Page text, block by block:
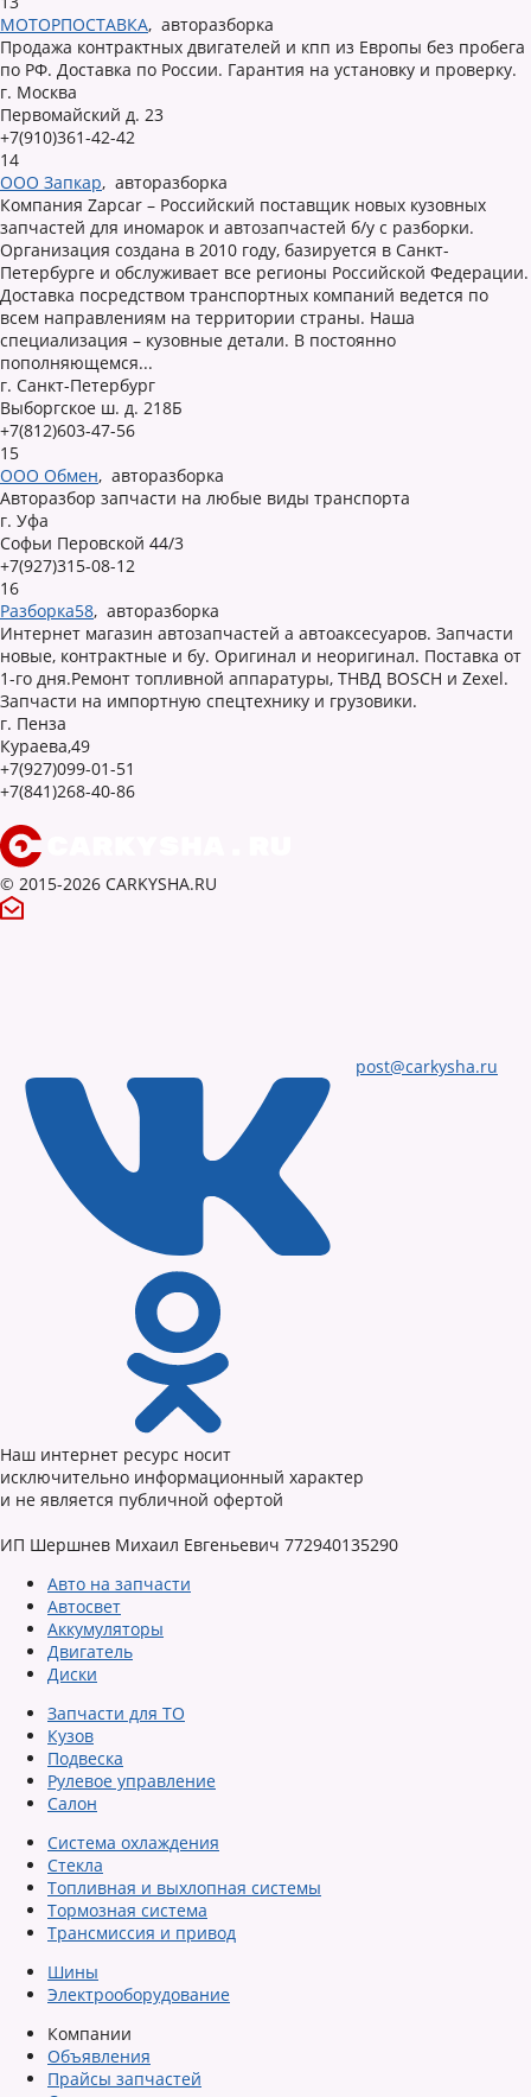
МОТОРПОСТАВКА, авторазборка
Продажа контрактных двигателей и кпп из Европы без пробега
по РФ. Доставка по России. Гарантия на установку и проверку.
г. Москва
Первомайский д. 23
+7(910)361-42-42
14
ООО Запкар, авторазборка
Компания Zapcar – Российский поставщик новых кузовных
запчастей для иномарок и автозапчастей б/у с разборки.
Организация создана в 2010 году, базируется в Санкт-
Петербурге и обслуживает все регионы Российской Федерации.
Доставка посредством транспортных компаний ведется по
всем направлениям на территории страны. Наша
специализация – кузовные детали. В постоянно
пополняющемся...
г. Санкт-Петербург
Выборгское ш. д. 218Б
+7(812)603-47-56
15
ООО Обмен, авторазборка
Авторазбор запчасти на любые виды транспорта
г. Уфа
Софьи Перовской 44/3
+7(927)315-08-12
16
Разборка58, авторазборка
Интернет магазин автозапчастей а автоаксесуаров. Запчасти
новые, контрактные и бу. Оригинал и неоригинал. Поставка от
1-го дня.Ремонт топливной аппаратуры, ТНВД BOSCH и Zexel.
Запчасти на импортную спецтехнику и грузовики.
г. Пенза
Кураева,49
+7(927)099-01-51
+7(841)268-40-86
© 2015-2026 CARKYSHA.RU
post@carkysha.ru
Наш интернет ресурс носит
исключительно информационный характер
и не является публичной офертой
ИП Шершнев Михаил Евгеньевич 772940135290
Авто на запчасти
Автосвет
Аккумуляторы
Двигатель
Диски
Запчасти для ТО
Кузов
Подвеска
Рулевое управление
Салон
Система охлаждения
Стекла
Топливная и выхлопная системы
Тормозная система
Трансмиссия и привод
Шины
Электрооборудование
Компании
Объявления
Прайсы запчастей